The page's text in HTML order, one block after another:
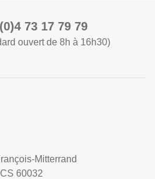
73 17 79 79
ouvert de 8h à 16h30)
Mitterrand
CS 60032